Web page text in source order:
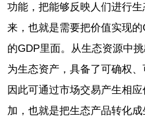
功能，把能够反映人们进行
来，也就是需要把价值实现
的GDP里面。从生态资源中
为生态资产，具备了可确权
因此可通过市场交易产生相
加，也就是把生态产品转化成